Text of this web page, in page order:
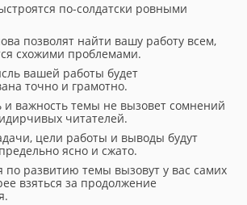
по-солдатски ровными
позволят найти вашу работу всем,
схожими проблемами.
вашей работы будет
точно и грамотно.
и важность темы не вызовет сомнений
читателей.
цели работы и выводы будут
ясно и сжато.
по развитию темы вызовут у вас самих
взяться за продолжение